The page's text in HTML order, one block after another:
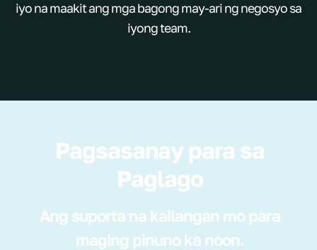
iyo na maakit ang mga bagong may-ari ng negosyo sa
iyong team.
Pagsasanay para sa
Paglago
Ang suporta na kailangan mo para
maging pinuno ka noon.